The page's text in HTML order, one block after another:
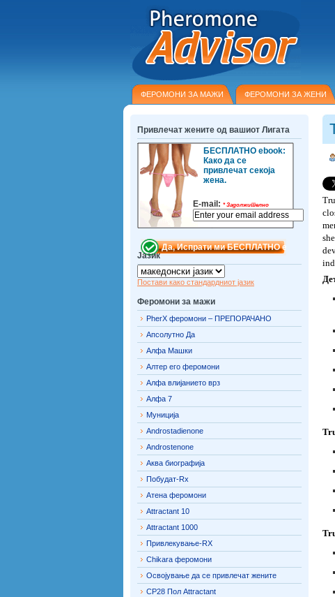
ФЕРОМОНИ ЗА МАЖИ ФЕРОМОНИ ЗА ЖЕНИ
Привлечат жените од вашиот Лигата
БЕСПЛАТНО ebook:
Како да се
привлечат секоја
жена.
E-mail: *Задолжително
Јазик
Постави како стандардниот јазик
Феромони за мажи
PherX феромони – ПРЕПОРАЧАНО
Апсолутно Да
Алфа Машки
Алтер его феромони
Алфа влијанието врз
Алфа 7
Муниција
Androstadienone
Androstenone
Аква биографија
Побудат-Rx
Атена феромони
Attractant 10
Attractant 1000
Привлекување-RX
Chikara феромони
Освојување да се привлечат жените
CP28 Пол Attractant